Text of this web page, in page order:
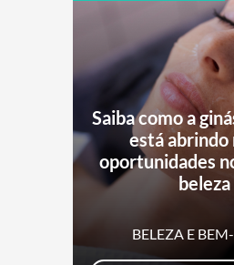
Saiba como a
está abrindo
oportunidades
beleza
BELEZA E